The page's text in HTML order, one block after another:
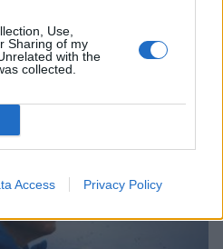
Use,
Sharing of my
with the
collected.
Access Privacy Policy